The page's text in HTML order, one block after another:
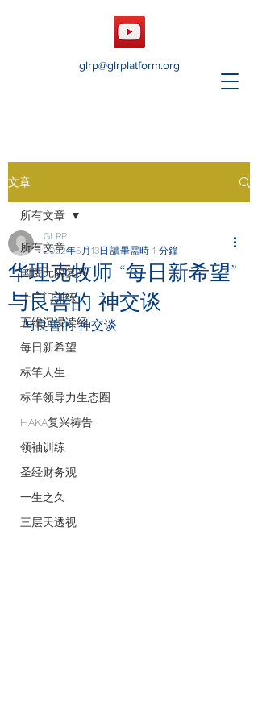
glrp@glrplatform.org
文章
所有文章
国度无限复兴
十二门训练
五维沉浸读经
每日新希望
标竿人生
标竿领导力生态圈
HAKA复兴祷告
领袖训练
圣经财务观
一生之久
三层天透视
所有文章
华理克牧师 “每日新希望”
与良善的 神交谈
GLRP
2022年5月13日 讀畢需時 1 分鐘
与良善的 神交谈